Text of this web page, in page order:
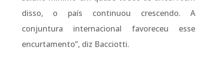
disso, o país continuou crescendo. A
conjuntura internacional favoreceu esse
encurtamento”, diz Bacciotti.